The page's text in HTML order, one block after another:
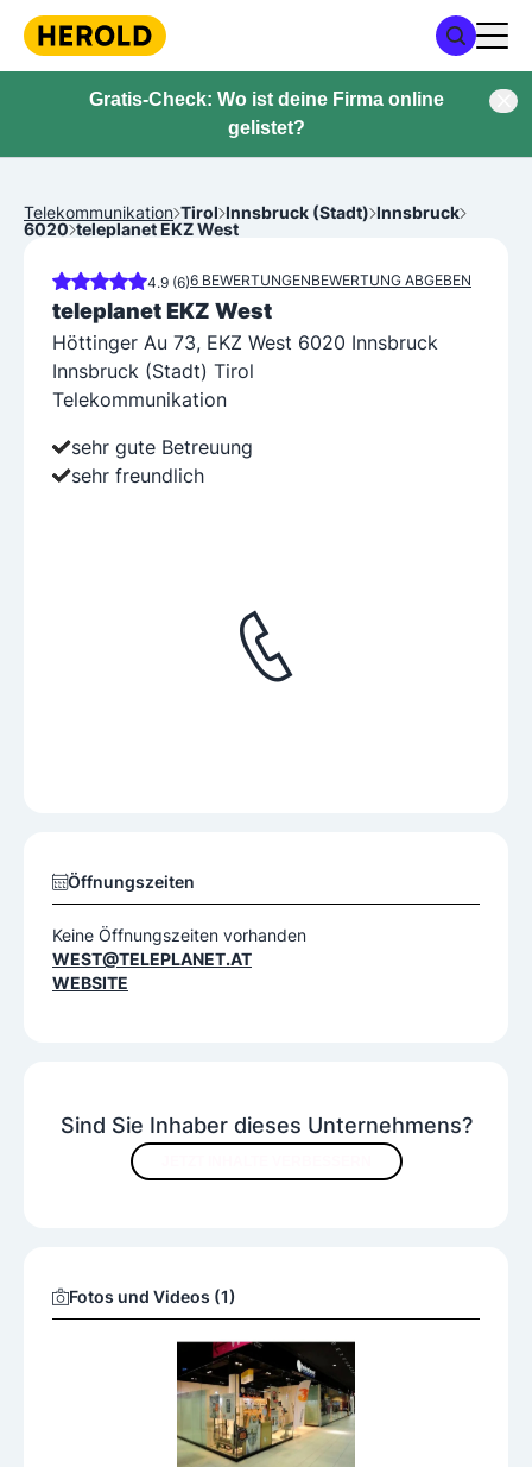
Gratis-Check: Wo ist deine Firma online
gelistet?
Telekommunikation Tirol Innsbruck (Stadt) Innsbruck
6020 teleplanet EKZ West
4.9 (6)6 BEWERTUNGENBEWERTUNG ABGEBEN
teleplanet EKZ West
Höttinger Au 73, EKZ West 6020 Innsbruck
Innsbruck (Stadt) Tirol
Telekommunikation
sehr gute Betreuung
sehr freundlich
Sind Sie Inhaber dieses Unternehmens?
Fotos und Videos (1)
Öffnungszeiten
Keine Öffnungszeiten vorhanden
WEST@TELEPLANET.AT
WEBSITE